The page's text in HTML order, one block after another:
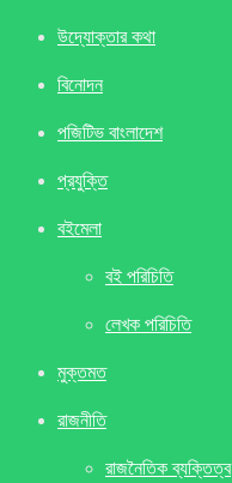
উদ্যোক্তার কথা
বিনোদন
পজিটিভ বাংলাদেশ
প্রযুক্তি
বইমেলা
বই পরিচিতি
লেখক পরিচিতি
মুক্তমত
রাজনীতি
রাজনৈতিক ব্যক্তিত্ব